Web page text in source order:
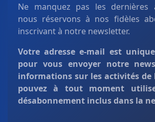
Ne manquez pas les dernières
nous réservons à nos fidèles
inscrivant à notre newsletter.
Votre adresse e-mail est
pour vous envoyer notre
informations sur les activités de
pouvez à tout moment
désabonnement inclus dans la